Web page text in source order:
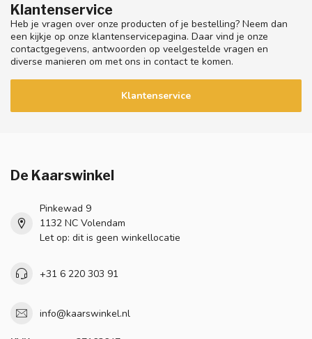
Klantenservice
Heb je vragen over onze producten of je bestelling? Neem dan
een kijkje op onze klantenservicepagina. Daar vind je onze
contactgegevens, antwoorden op veelgestelde vragen en
diverse manieren om met ons in contact te komen.
Klantenservice
De Kaarswinkel
Pinkewad 9
1132 NC Volendam
Let op: dit is geen winkellocatie
+31 6 220 303 91
info@kaarswinkel.nl